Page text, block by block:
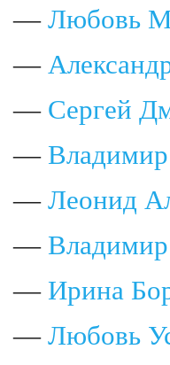
— Любовь
—
— Сергей
—
— Леонид
—
— Ирина
— Любовь